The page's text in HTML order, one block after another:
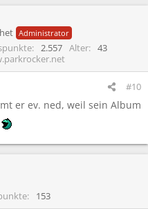
Administrator
2.557 Alter
43
#10
er ev. ned, weil sein Album
153